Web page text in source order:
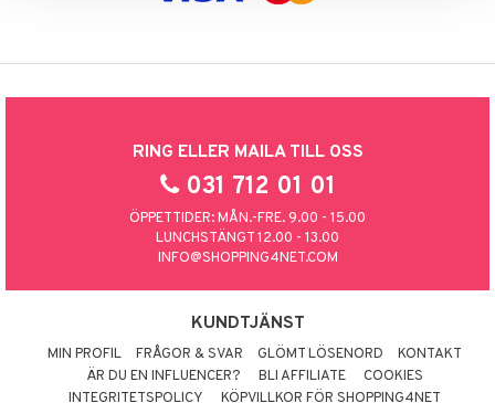
RING ELLER MAILA TILL OSS
031 712 01 01
ÖPPETTIDER: MÅN.-FRE. 9.00 - 15.00
LUNCHSTÄNGT 12.00 - 13.00
INFO@SHOPPING4NET.COM
KUNDTJÄNST
MIN PROFIL FRÅGOR & SVAR GLÖMT LÖSENORD
KONTAKT
ÄR DU EN INFLUENCER?
BLI AFFILIATE
COOKIES
INTEGRITETSPOLICY
KÖPVILLKOR FÖR SHOPPING4NET